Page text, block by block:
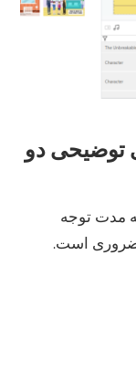
توضیحی دو
پرسرعت سال 2021، که مدت توجه
ضروری است.